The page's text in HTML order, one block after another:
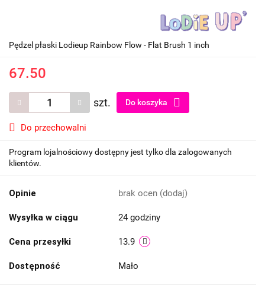
Pędzel płaski Lodieup Rainbow Flow - Flat Brush 1 inch
67.50
szt. Do koszyka
Do przechowalni
Program lojalnościowy dostępny jest tylko dla zalogowanych
klientów.
Opinie brak ocen (dodaj)
Wysyłka w ciągu 24 godziny
Cena przesyłki 13.9
Dostępność Mało